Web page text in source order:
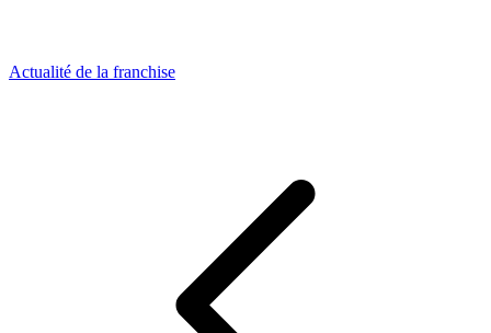
Actualité de la franchise